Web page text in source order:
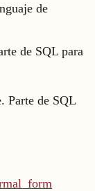
de
de SQL para
Parte de SQL